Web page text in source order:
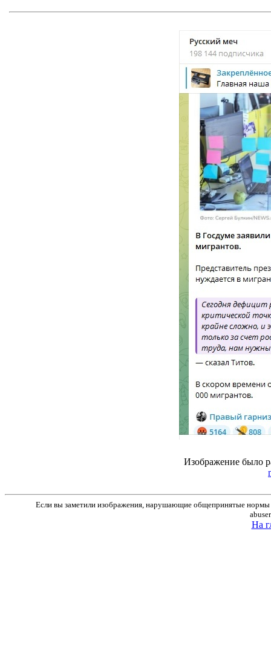
Изображение было
Если вы заметили изображения, нарушающие общепринятые нормы
На